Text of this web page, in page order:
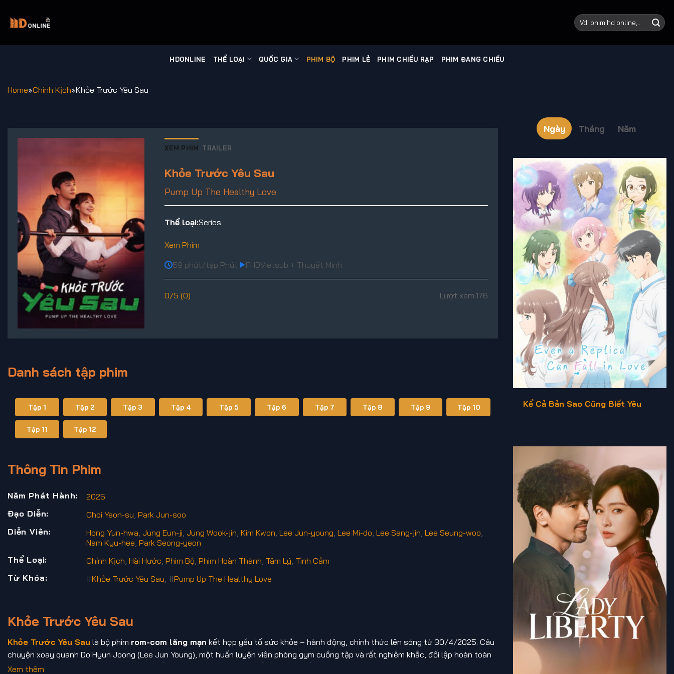
đến
dung
HDONLINE THỂ LOẠI QUỐC GIA PHIM BỘ PHIM LẺ PHIM CHIẾU RẠP PHIM ĐANG CHIẾU
Home»Chính Kịch»Khỏe Trước Yêu Sau
XEM PHIM TRAILER
Khỏe Trước Yêu Sau
Pump Up The Healthy Love
Thể loại:Series
Xem Phim
59 phút/tập Phút
FHDVietsub + Thuyết Minh
0/5 (0) Lượt xem:176
Danh sách tập phim
Tập 1 Tập 2 Tập 3 Tập 4 Tập 5 Tập 6 Tập 7 Tập 8 Tập 9 Tập 10
Tập 11 Tập 12
Thông Tin Phim
Năm Phát Hành:
2025
Đạo Diễn:
Choi Yeon-su, Park Jun-soo
Diễn Viên:
Hong Yun-hwa, Jung Eun-ji, Jung Wook-jin, Kim Kwon, Lee Jun-young, Lee Mi-do, Lee Sang-jin, Lee Seung-woo,
Nam Kyu-hee, Park Seong-yeon
Thể Loại:
Chính Kịch, Hài Hước, Phim Bộ, Phim Hoàn Thành, Tâm Lý, Tình Cảm
Từ Khóa:
#Khỏe Trước Yêu Sau, #Pump Up The Healthy Love
Khỏe Trước Yêu Sau
Khỏe Trước Yêu Sau là bộ phim rom-com lãng mạn kết hợp yếu tố sức khỏe – hành động, chính thức lên sóng từ 30/4/2025. Câu
chuyện xoay quanh Do Hyun Joong (Lee Jun Young), một huấn luyện viên phòng gym cuồng tập và rất nghiêm khắc, đối lập hoàn toàn
với Lee Mi Ran (Jung Eun Ji) – cô nàng mê ẩm thực, quyết tâm thay đổi bản thân để tìm lại sự tự tin sau những tổn thương tình cảm.
Xem thêm
Ngày Tháng Năm
Kể Cả Bản Sao Cũng Biết Yêu